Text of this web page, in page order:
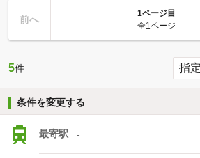
前へ
1ページ目
全1ページ
5件
条件を変更する
最寄駅 -